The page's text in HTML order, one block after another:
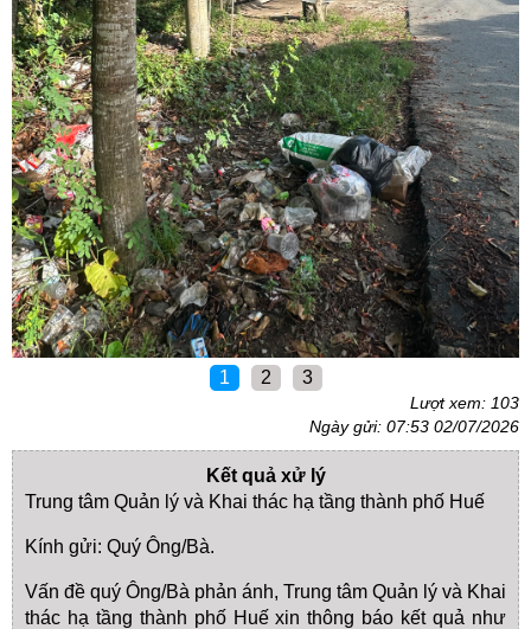
1 2 3
Lượt xem: 103
Ngày gửi: 07:53 02/07/2026
Kết quả xử lý
Trung tâm Quản lý và Khai thác hạ tầng thành phố Huế
Kính gửi: Quý Ông/Bà.
Vấn đề quý Ông/Bà phản ánh, Trung tâm Quản lý và Khai
thác hạ tầng thành phố Huế xin thông báo kết quả như